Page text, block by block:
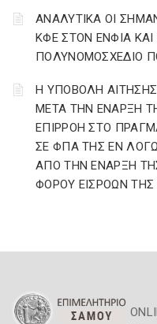
ΑΝΑΛΥΤΙΚΑ ΟΙ
ΚΦΕ ΣΤΟΝ ΕΝΦΙΑ
ΠΟΛΥΝΟΜΟΣΧΕΔΙΟ
Η ΥΠΟΒΟΛΗ
ΜΕΤΑ ΤΗΝ ΕΝΑΡΞΗ
ΕΠΙΡΡΟΗ ΣΤΟ
ΣΕ ΦΠΑ ΤΗΣ ΕΝ
ΑΠΟ ΤΗΝ ΕΝΑΡΞΗ
ΦΟΡΟΥ ΕΙΣΡΟΩΝ ΤΗΣ